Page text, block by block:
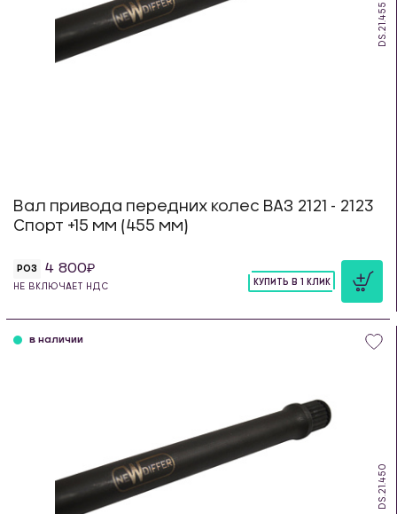
DS.21.455
Вал привода передних колес ВАЗ 2121 - 2123
Спорт +15 мм (455 мм)
РОЗ 4 800
НЕ ВКЛЮЧАЕТ НДС
КУПИТЬ В 1 КЛИК
DS.21.450
в наличии